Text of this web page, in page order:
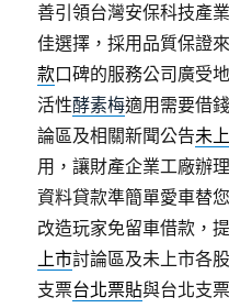
善引領台灣安保科技產
佳選擇，採用品質保證
款口碑的服務公司廣受
活性酵素梅適用需要借
論區及相關新聞公告未
用，讓財產企業工廠辦
資料貸款準簡單愛車替
改造玩家免留車借款，
上市討論區及未上市各
支票台北票貼與台北支